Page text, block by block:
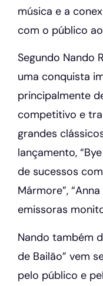
música e a
com o público
Segundo Nando
uma conquista
principalmente
competitivo e
grandes
lançamento,
de sucessos
Mármore”,
emissoras
Nando também
de Bailão” vem
pelo público e